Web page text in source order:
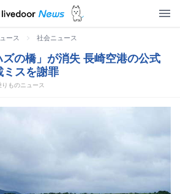
ース > 社会ニュース
ズの橋」が消失 長崎空港の公式
スを謝罪
りものニュース